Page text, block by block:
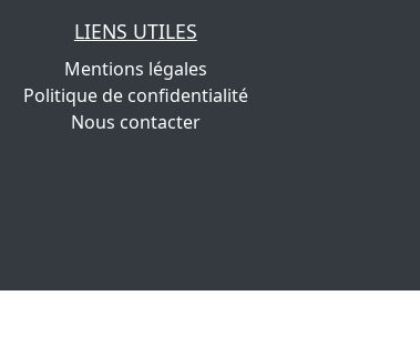
LIENS UTILES
Mentions légales
Politique de confidentialité
Nous contacter